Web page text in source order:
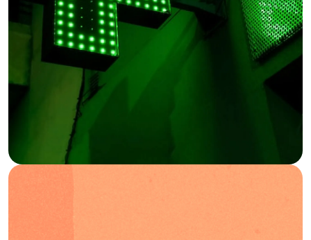
Blog
Podcast